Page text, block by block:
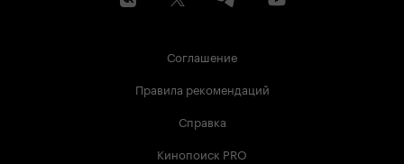
Соглашение
Правила рекомендаций
Справка
Кинопоиск PRO